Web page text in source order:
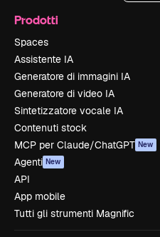
Prodotti
Spaces
Assistente IA
Generatore di immagini IA
Generatore di video IA
Sintetizzatore vocale IA
Contenuti stock
MCP per Claude/ChatGPT New
Agenti New
API
App mobile
Tutti gli strumenti Magnific